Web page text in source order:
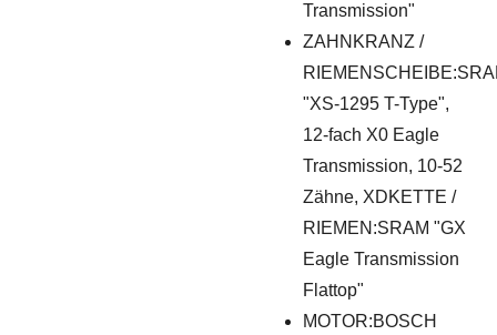
Transmission"
ZAHNKRANZ /
"XS-1295 T-Type",
12-fach X0 Eagle
Transmission, 10-52
Zähne, XDKETTE /
RIEMEN:SRAM "GX
Eagle Transmission
Flattop"
MOTOR:BOSCH